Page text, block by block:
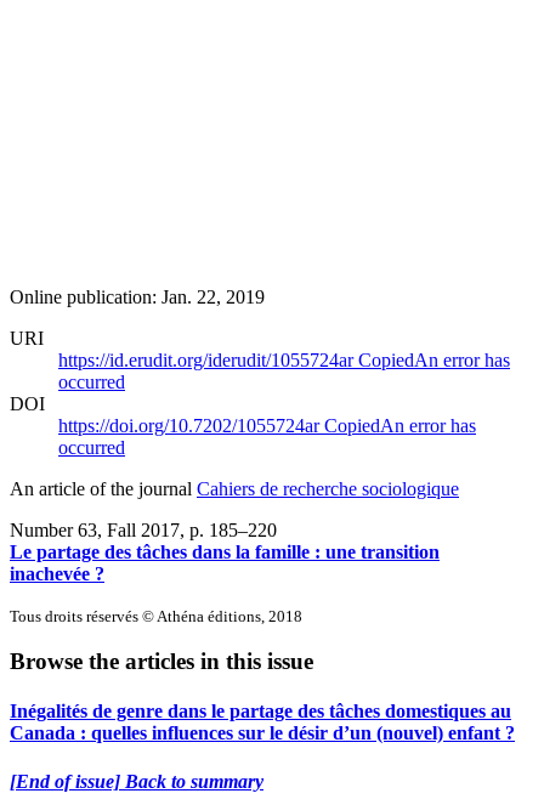
Online publication: Jan. 22, 2019
URI
https://id.erudit.org/iderudit/1055724arCopiedAn error has
occurred
DOI
https://doi.org/10.7202/1055724arCopiedAn error has
occurred
An article of the journal Cahiers de recherche sociologique
Number 63, Fall 2017, p. 185–220
Le partage des tâches dans la famille : une transition
inachevée ?
Tous droits réservés © Athéna éditions, 2018
Browse the articles in this issue
Inégalités de genre dans le partage des tâches domestiques au
Canada : quelles influences sur le désir d’un (nouvel) enfant ?
[End of issue] Back to summary